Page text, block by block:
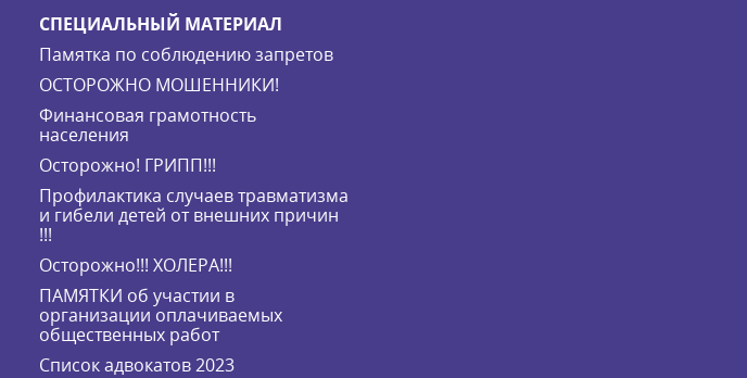
СПЕЦИАЛЬНЫЙ МАТЕРИАЛ
Памятка по соблюдению запретов
ОСТОРОЖНО МОШЕННИКИ!
Финансовая грамотность
населения
Осторожно! ГРИПП!!!
Профилактика случаев травматизма
и гибели детей от внешних причин
!!!
Осторожно!!! ХОЛЕРА!!!
ПАМЯТКИ об участии в
организации оплачиваемых
общественных работ
Список адвокатов 2023